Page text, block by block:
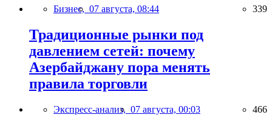
Бизнес, 07 августа, 08:44 339
Традиционные рынки под
давлением сетей: почему
Азербайджану пора менять
правила торговли
Экспресс-анализ, 07 августа, 00:03 466